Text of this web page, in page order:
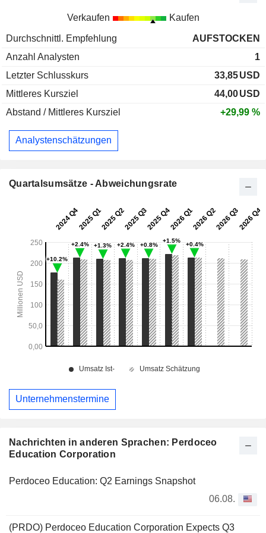
Nachrichten in anderen Sprachen: Perdoceo
Education Corporation
Perdoceo Education: Q2 Earnings Snapshot
06.08.
(PRDO) Perdoceo Education Corporation Expects Q3
Verkaufen Kaufen
Durchschnittl. Empfehlung
AUFSTOCKEN
Anzahl Analysten
1
Letzter Schlusskurs
33,85USD
Mittleres Kursziel
44,00USD
Abstand / Mittleres Kursziel
+29,99 %
Analystenschätzungen
Quartalsumsätze - Abweichungsrate
Unternehmenstermine